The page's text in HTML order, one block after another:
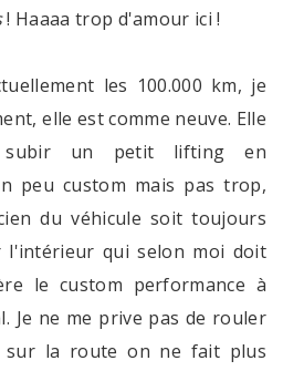
! Haaaa trop d'amour ici !
les 100.000 km, je
elle est comme neuve. Elle
subir un petit lifting en
peu custom mais pas trop,
du véhicule soit toujours
qui selon moi doit
le custom performance à
Je ne me prive pas de rouler
sur la route on ne fait plus